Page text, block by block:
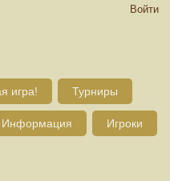
Войти
игра! Турниры
Информация Игроки